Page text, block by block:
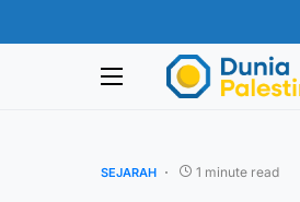
SEJARAH 1 minute read